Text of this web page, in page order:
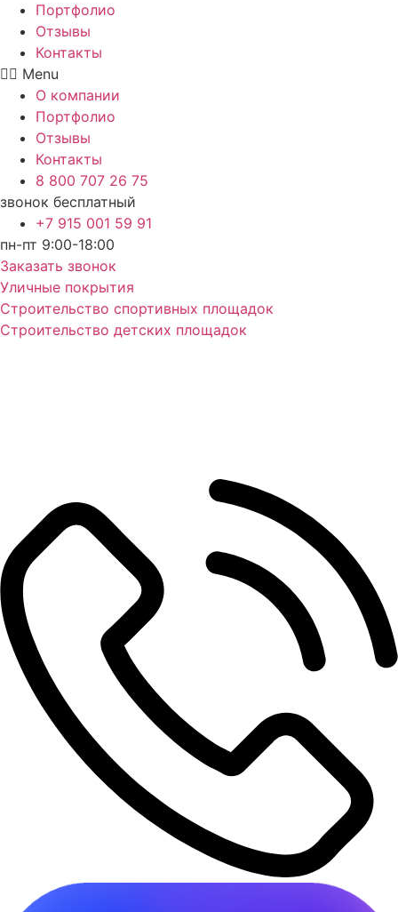
Портфолио
Отзывы
Контакты
Menu
О компании
Портфолио
Отзывы
Контакты
8 800 707 26 75
звонок бесплатный
+7 915 001 59 91
пн-пт 9:00-18:00
Заказать звонок
Уличные покрытия
Строительство спортивных площадок
Строительство детских площадок